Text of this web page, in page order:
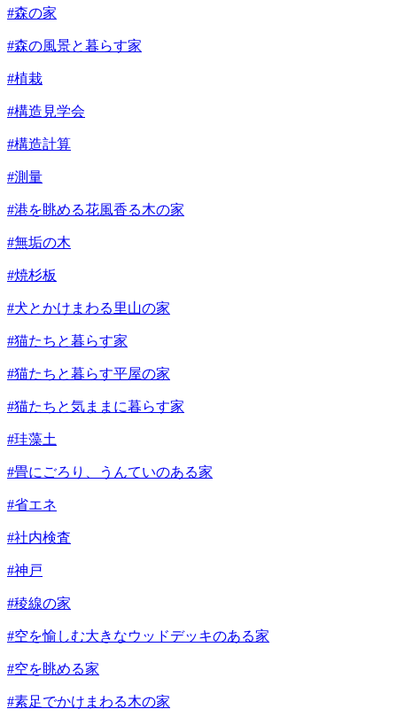
#森の家
#森の風景と暮らす家
#植栽
#構造見学会
#構造計算
#測量
#港を眺める花風香る木の家
#無垢の木
#焼杉板
#犬とかけまわる里山の家
#猫たちと暮らす家
#猫たちと暮らす平屋の家
#猫たちと気ままに暮らす家
#珪藻土
#畳にごろり、うんていのある家
#省エネ
#社内検査
#神戸
#稜線の家
#空を愉しむ大きなウッドデッキのある家
#空を眺める家
#素足でかけまわる木の家